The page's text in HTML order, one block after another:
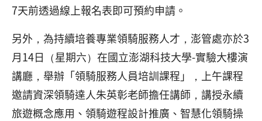
7天前透過線上報名表即可預約申請。
另外，為持續培養專業領騎服務人才，澎管處亦於3
月14日（星期六）在國立澎湖科技大學-實驗大樓演
講廳，舉辦「領騎服務人員培訓課程」，上午課程
邀請資深領騎達人朱英彰老師擔任講師，講授永續
旅遊概念應用、領騎遊程設計推廣、智慧化領騎操